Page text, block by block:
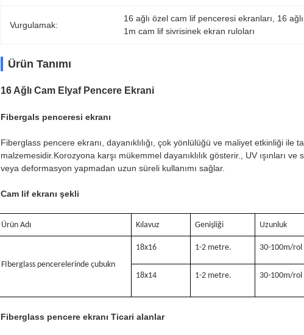
Vurgulamak:
16 ağlı özel cam lif penceresi ekranları 16
1m cam lif sivrisinek ekran ruloları
Ürün Tanımı
16 Ağlı Cam Elyaf Pencere Ekrani
Fibergals penceresi ekranı
Fiberglass pencere ekranı, dayanıklılığı, çok yönlülüğü ve maliyet etkinliği ile
malzemesidir.Korozyona karşı mükemmel dayanıklılık gösterir., UV ışınları
veya deformasyon yapmadan uzun süreli kullanımı sağlar.
Cam lif ekranı şekli
Ürün Adı Kılavuz Genişliği Uzunluk
FIberglass pencerelerinde çubukn
18x16 1-2 metre. 30-100m/rol
18x14 1-2 metre. 30-100m/rol
Fiberglass pencere ekranı Ticari alanlar